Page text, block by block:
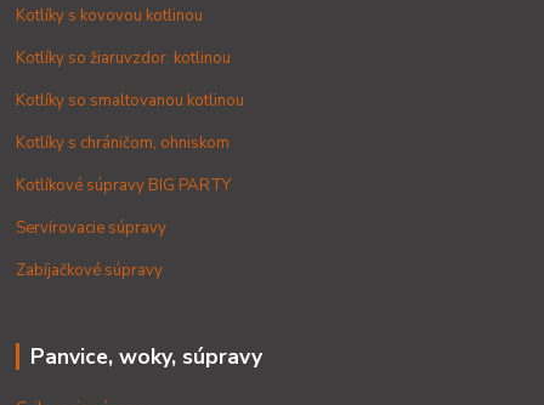
Kotlíky s kovovou kotlinou
Kotlíky so žiaruvzdor. kotlinou
Kotlíky so smaltovanou kotlinou
Kotlíky s chráničom, ohniskom
Kotlíkové súpravy BIG PARTY
Servírovacie súpravy
Zabíjačkové súpravy
Panvice, woky, súpravy